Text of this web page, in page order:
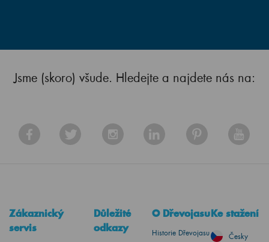
Jsme (skoro) všude. Hledejte a najdete nás na:
Zákaznický
servis
Důležité
odkazy
O Dřevojasu
Historie Dřevojasu
Ke stažení
Česky